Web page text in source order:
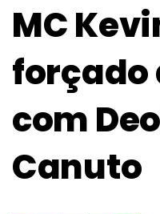
MC
forçado
com
Canuto